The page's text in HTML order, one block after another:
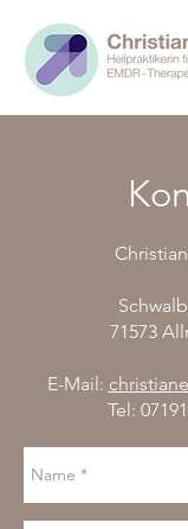
71573
E-Mail:
Tel: